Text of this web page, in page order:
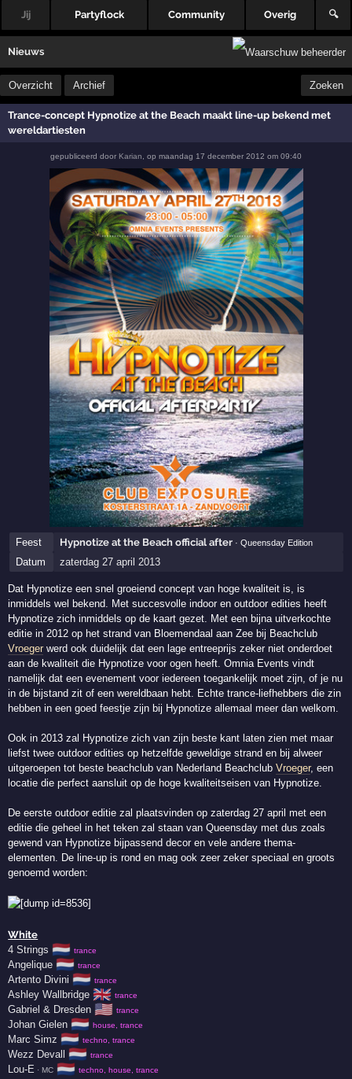
Jij Partyflock Community Overig 🔍
Nieuws
Overzicht Archief Zoeken
Trance-concept Hypnotize at the Beach maakt line-up bekend met
wereldartiesten
gepubliceerd door Karian op maandag 17 december 2012 om 09:40
Feest Hypnotize at the Beach official after · Queensday Edition
Datum zaterdag 27 april 2013
Dat Hypnotize een snel groeiend concept van hoge kwaliteit is, is
inmiddels wel bekend. Met succesvolle indoor en outdoor edities heeft
Hypnotize zich inmiddels op de kaart gezet. Met een bijna uitverkochte
editie in 2012 op het strand van Bloemendaal aan Zee bij Beachclub
Vroeger werd ook duidelijk dat een lage entreeprijs zeker niet onderdoet
aan de kwaliteit die Hypnotize voor ogen heeft. Omnia Events vindt
namelijk dat een evenement voor iedereen toegankelijk moet zijn, of je nu
in de bijstand zit of een wereldbaan hebt. Echte trance-liefhebbers die zin
hebben in een goed feestje zijn bij Hypnotize allemaal meer dan welkom.
Ook in 2013 zal Hypnotize zich van zijn beste kant laten zien met maar
liefst twee outdoor edities op hetzelfde geweldige strand en bij alweer
uitgeroepen tot beste beachclub van Nederland BeachclubVroeger, een
locatie die perfect aansluit op de hoge kwaliteitseisen van Hypnotize.
De eerste outdoor editie zal plaatsvinden op zaterdag 27 april met een
editie die geheel in het teken zal staan van Queensday met dus zoals
gewend van Hypnotize bijpassend decor en vele andere thema-
elementen. De line-up is rond en mag ook zeer zeker speciaal en groots
genoemd worden:
White
4 Strings 🇳🇱 trance
Angelique 🇳🇱 trance
Artento Divini 🇳🇱 trance
Ashley Wallbridge 🇬🇧 trance
Gabriel & Dresden 🇺🇸 trance
Johan Gielen 🇳🇱 house, trance
Marc Simz 🇳🇱 techno, trance
Wezz Devall 🇳🇱 trance
Lou-E · MC 🇳🇱 techno, house, trance